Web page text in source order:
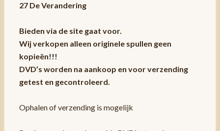
27 De Verandering
Bieden via de site gaat voor.
Wij verkopen alleen originele spullen geen
kopieën!!!
DVD’s worden na aankoop en voor verzending
getest en gecontroleerd.
Ophalen of verzending is mogelijk